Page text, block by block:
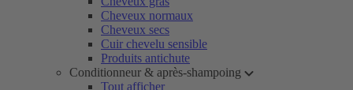
Cheveux normaux
Cheveux secs
Cuir chevelu sensible
Produits antichute
Conditionneur & après-shampoing
Tout afficher